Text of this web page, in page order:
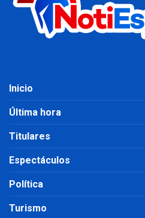
Inicio
Última hora
Titulares
Espectáculos
Política
Turismo